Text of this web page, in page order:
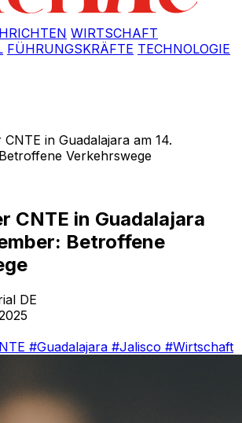
WIRTSCHAFT
FÜHRUNGSKRÄFTE TECHNOLOGIE
in Guadalajara am 14.
Verkehrswege
CNTE in Guadalajara
Betroffene
DE
#Guadalajara #Jalisco #Wirtschaft